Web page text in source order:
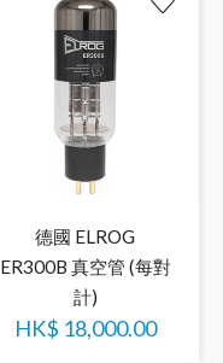
德國 ELROG
ER300B 真空管 (每對
計)
HK$ 18,000.00